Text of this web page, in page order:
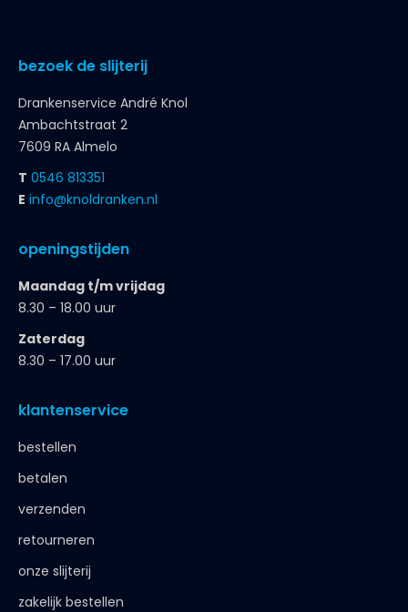
bezoek de slijterij
Drankenservice André Knol
Ambachtstraat 2
7609 RA Almelo
T 0546 813351
E info@knoldranken.nl
openingstijden
Maandag t/m vrijdag
8.30 – 18.00 uur
Zaterdag
8.30 – 17.00 uur
klantenservice
bestellen
betalen
verzenden
retourneren
onze slijterij
zakelijk bestellen